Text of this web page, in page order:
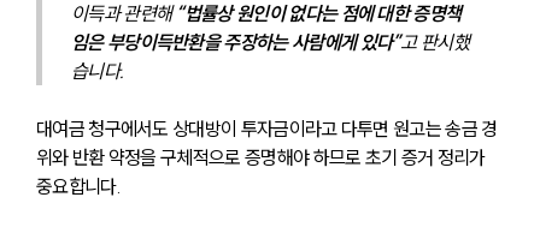
이득과 관련해 “법률상 원인이 없다는 점에 대한 증명책
임은 부당이득반환을 주장하는 사람에게 있다”고 판시했
습니다.
대여금 청구에서도 상대방이 투자금이라고 다투면 원고는 송금 경
위와 반환 약정을 구체적으로 증명해야 하므로 초기 증거 정리가
중요합니다.